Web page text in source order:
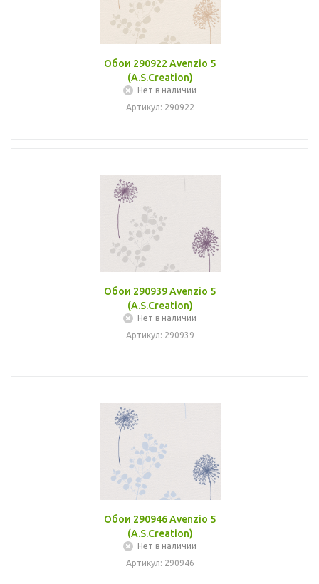
Обои 290922 Avenzio 5
(A.S.Creation)
Нет в наличии
Артикул: 290922
Обои 290939 Avenzio 5
(A.S.Creation)
Нет в наличии
Артикул: 290939
Обои 290946 Avenzio 5
(A.S.Creation)
Нет в наличии
Артикул: 290946